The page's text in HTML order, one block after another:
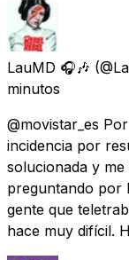
LauMD 🎧🎶
minutos
@movistar_es
incidencia por
solucionada y
preguntando por
gente que
hace muy difícil.